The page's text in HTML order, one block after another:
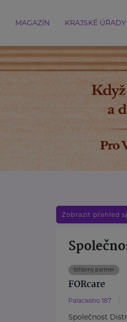
MAGAZÍN KRAJSKÉ ÚŘADY
Zobrazit přehled
Stříbrný partner
FORcare
Palackého 187
Společnost